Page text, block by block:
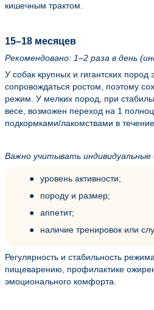
кишечным трактом.
15–18 месяцев
Рекомендовано: 1–2 раза в день
У собак крупных и гигантских
сопровождаться ростом, поэтому
режим. У мелких пород, при
весе, возможен переход на 1
подкормками/лакомствами в
Важно учитывать индивидуальные
уровень активности;
породу и размер;
аппетит;
наличие тренировок или
Регулярность и стабильность
пищеварению, профилактике
эмоционального комфорта.